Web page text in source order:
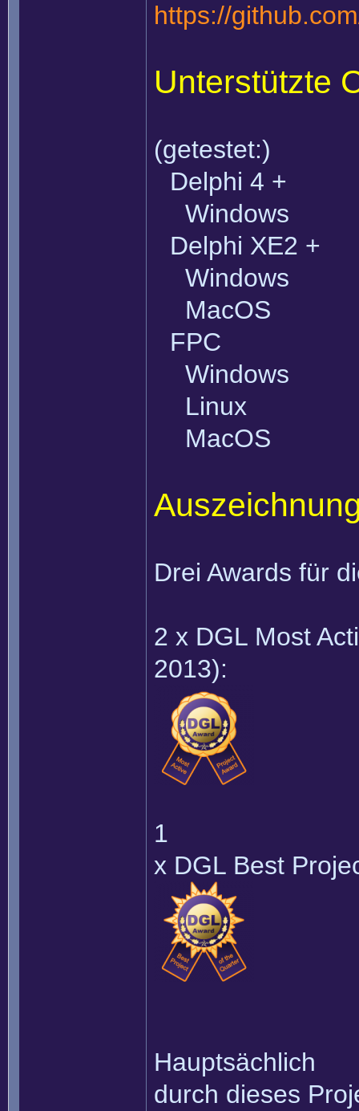
https://
Unterstützte
(getestet:)
Delphi 4 +
Windows
Delphi XE2 +
Windows
MacOS
FPC
Windows
Linux
MacOS
Drei Awards für
2 x DGL Most
2013):
1
x DGL Best
Hauptsächlich
durch dieses